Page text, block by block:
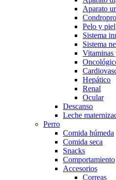
Aparato
Pelo y piel
Sistema
Sistema
Vitaminas
Hepático
Renal
Ocular
Descanso
Leche
Perro
Comida húmeda
Comida seca
Snacks
Comportamiento
Accesorios
Correas